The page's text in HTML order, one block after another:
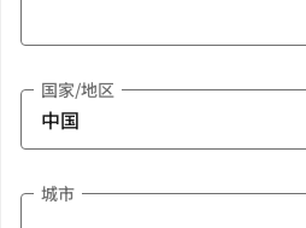
国家/地区
城市